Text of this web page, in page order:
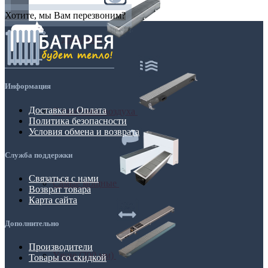
С дренажем
С притоком воздуха
Самые мощные
Узкие (200 мм)
Хотите, мы Вам перезвоним?
Информация
Доставка и Оплата
Политика безопасности
Условия обмена и возврата
Служба поддержки
Связаться с нами
Возврат товара
Карта сайта
Дополнительно
Производители
Товары со скидкой